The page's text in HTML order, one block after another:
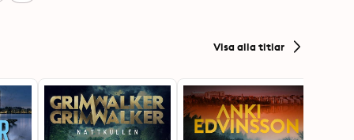
Visa alla titlar